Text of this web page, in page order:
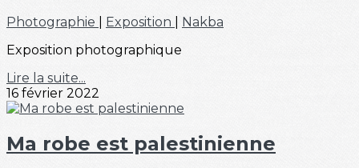
Photographie Exposition
Nakba
Exposition photographique
Lire la suite...
16 février 2022
Ma robe est palestinienne